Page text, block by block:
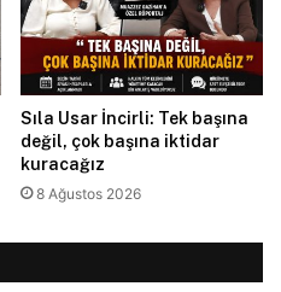
Sıla Usar İncirli: Tek başına
değil, çok başına iktidar
kuracağız
8 Ağustos 2026